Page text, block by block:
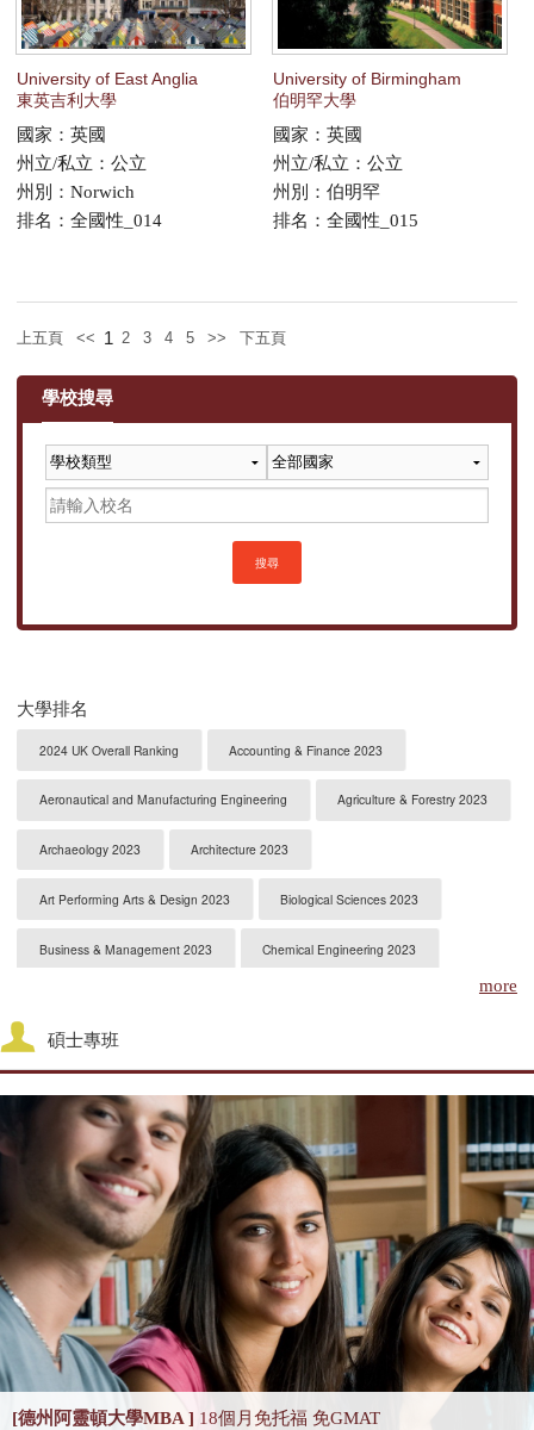
University of East Anglia
東英吉利大學
國家：英國
州立/私立：公立
州別：Norwich
排名：全國性_014
University of Birmingham
伯明罕大學
國家：英國
州立/私立：公立
州別：伯明罕
排名：全國性_015
上五頁 << 1 2 3 4 5 >> 下五頁
學校搜尋
搜尋
大學排名
2024 UK Overall Ranking Accounting & Finance 2023
Aeronautical and Manufacturing Engineering Agriculture & Forestry 2023
Archaeology 2023 Architecture 2023
Art Performing Arts & Design 2023 Biological Sciences 2023
Business & Management 2023 Chemical Engineering 2023
Classics and Ancient History
Computer Science 2023 Design and Crafts
Drama Dance and Cinematics Economics & Econometrics 2023
Education 2023 Electrical & Electronic Engineering 2023
Food Science General Engineering 2023
Geography 2023 Geography and Environmental Science
Geology Environmental Earth Marine Sciences 2023
History of Art Architecture and Design
more
碩士專班
[德州阿靈頓大學MBA ] 18個月免托福 免GMAT